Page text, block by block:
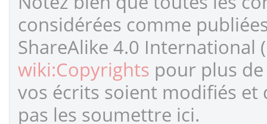
considérées comme
ShareAlike 4.0 International
wiki:Copyrights pour plus
vos écrits soient modifiés
pas les soumettre ici.